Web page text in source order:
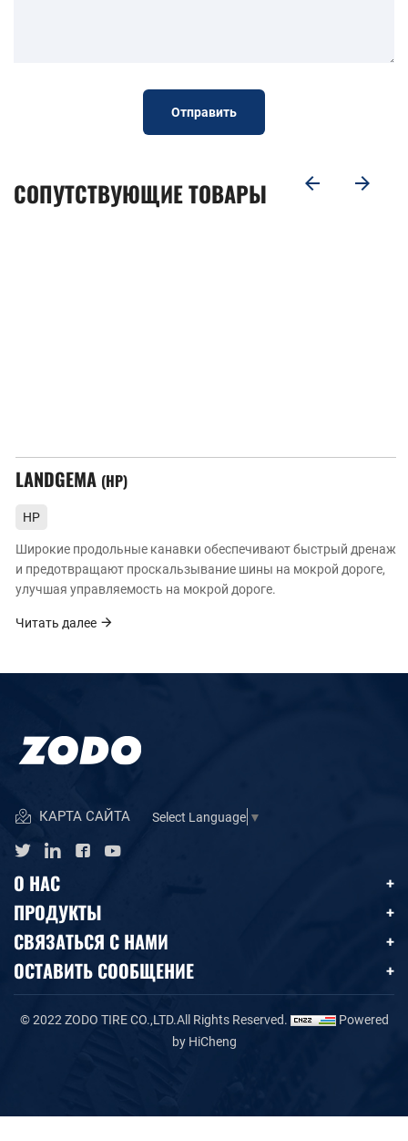
Отправить
СОПУТСТВУЮЩИЕ ТОВАРЫ
LANDGEMA HP
HP
Широкие продольные канавки обеспечивают быстрый дренаж
и предотвращают проскальзывание шины на мокрой дороге,
улучшая управляемость на мокрой дороге.
Читать далее
КАРТА САЙТА Select Language ▼
О НАС
ПРОДУКТЫ
СВЯЗАТЬСЯ С НАМИ
ОСТАВИТЬ СООБЩЕНИЕ
© 2022 ZODO TIRE CO.,LTD.All Rights Reserved.
Powered
by HiCheng